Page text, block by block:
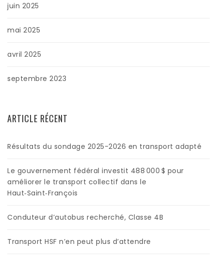
juin 2025
mai 2025
avril 2025
septembre 2023
ARTICLE RÉCENT
Résultats du sondage 2025-2026 en transport adapté
Le gouvernement fédéral investit 488 000 $ pour
améliorer le transport collectif dans le
Haut‑Saint‑François
Conduteur d’autobus recherché, Classe 4B
Transport HSF n’en peut plus d’attendre